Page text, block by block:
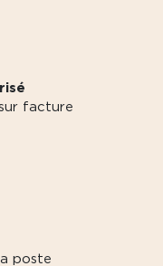
facture
poste